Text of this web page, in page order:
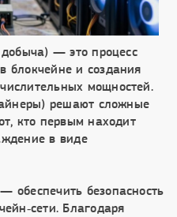
— это процесс
блокчейне и создания
мощностей.
решают сложные
кто первым находит
в виде
обеспечить безопасность
Благодаря